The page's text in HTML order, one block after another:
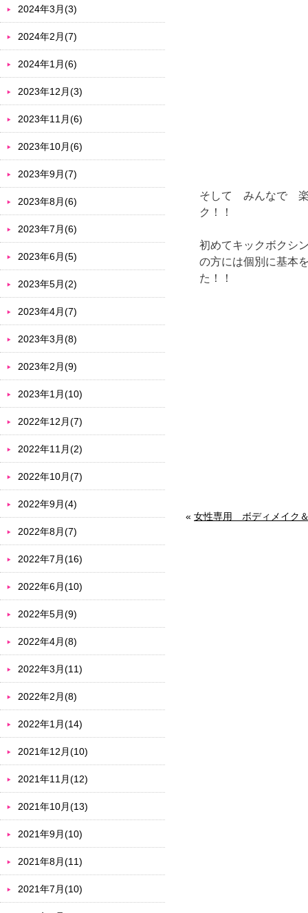
そして みんなで
ク！！
初めてキックボク
の方には個別に基本
た！！
« 女性専用 ボディメイク
2024年3月(3)
2024年2月(7)
2024年1月(6)
2023年12月(3)
2023年11月(6)
2023年10月(6)
2023年9月(7)
2023年8月(6)
2023年7月(6)
2023年6月(5)
2023年5月(2)
2023年4月(7)
2023年3月(8)
2023年2月(9)
2023年1月(10)
2022年12月(7)
2022年11月(2)
2022年10月(7)
2022年9月(4)
2022年8月(7)
2022年7月(16)
2022年6月(10)
2022年5月(9)
2022年4月(8)
2022年3月(11)
2022年2月(8)
2022年1月(14)
2021年12月(10)
2021年11月(12)
2021年10月(13)
2021年9月(10)
2021年8月(11)
2021年7月(10)